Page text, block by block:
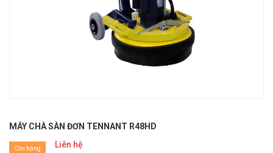
MÁY CHÀ SÀN ĐƠN TENNANT R48HD
Liên hệ
Còn hàng